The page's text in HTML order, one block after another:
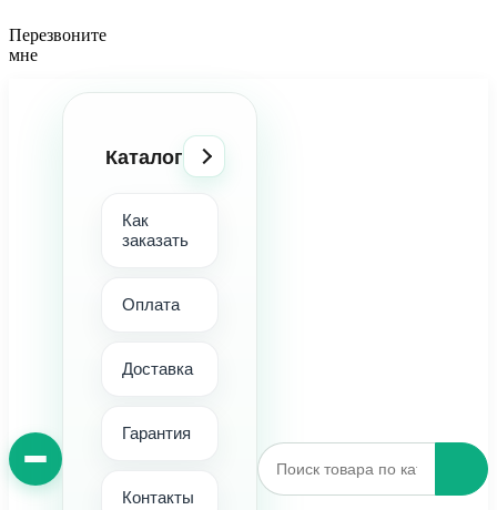
Перезвоните
мне
Каталог
Как
заказать
Оплата
Доставка
Гарантия
Контакты